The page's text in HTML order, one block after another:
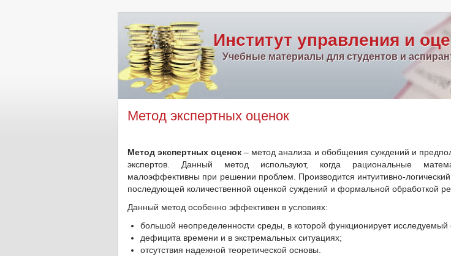
Институт управления и
Учебные материалы для студентов и
Метод экспертных оценок
Метод экспертных оценок – метод анализа и обобщения суждений и
экспертов. Данный метод используют, когда рациональные
малоэффективны при решении проблем. Производится интуитивно-
последующей количественной оценкой суждений и формальной обработкой
Данный метод особенно эффективен в условиях:
большой неопределенности среды, в которой функционирует исследуемый
дефицита времени и в экстремальных ситуациях;
отсутствия надежной теоретической основы.